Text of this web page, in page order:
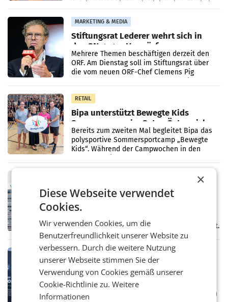
MARKETING & MEDIA
Stiftungsrat Lederer wehrt sich in
den SN gegen Vorwürfe
Mehrere Themen beschäftigen derzeit den
ORF. Am Dienstag soll im Stiftungsrat über
die vom neuen ORF-Chef Clemens Pig
RETAIL
Bipa unterstützt Bewegte Kids
Sommercamps im Osten Österreichs
Bereits zum zweiten Mal begleitet Bipa das
polysportive Sommersportcamp „Bewegte
Kids“. Während der Campwochen in den
Unternehmen Kinder sowie
voestalpine verzeichnet solides
erstes Quartal und steigert EBITDA
Der voestalpine-Konzern hat im 1. Quartal
Juni 2026) ein solides Ergebnis erwirtschaftet.
Der Umsatz stieg im Vergleich zur
Vorjahresperiode
RETAIL
Kühl-Spray: SN Sports bringt „Keep
Cool“ auf den Markt
Die SN Sports GmbH bringt gemeinsam mit
der Firma Feygenblatt FloGu OG einen neuen
×
Diese Webseite verwendet
Cookies.
Wir verwenden Cookies, um die
Benutzerfreundlichkeit unserer Website zu
verbessern. Durch die weitere Nutzung
unserer Webseite stimmen Sie der
Verwendung von Cookies gemäß unserer
Cookie-Richtlinie zu.Weitere
Informationen